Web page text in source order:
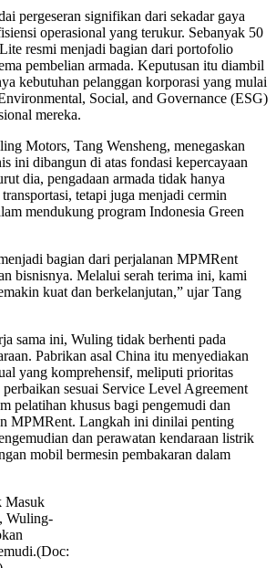
pergeseran signifikan dari sekadar gaya
operasional yang terukur. Sebanyak 50
resmi menjadi bagian dari portofolio
pembelian armada. Keputusan itu diambil
kebutuhan pelanggan korporasi yang mulai
Social, and Governance (ESG)
mereka.
Motors, Tang Wensheng, menegaskan
ini dibangun di atas fondasi kepercayaan
dia, pengadaan armada tidak hanya
tetapi juga menjadi cermin
mendukung program Indonesia Green
bagian dari perjalanan MPMRent
bisnisnya. Melalui serah terima ini, kami
kuat dan berkelanjutan,” ujar Tang
sama ini, Wuling tidak berhenti pada
Pabrikan asal China itu menyediakan
yang komprehensif, meliputi prioritas
sesuai Service Level Agreement
pelatihan khusus bagi pengemudi dan
MPMRent. Langkah ini dinilai penting
dan perawatan kendaraan listrik
mobil bermesin pembakaran dalam